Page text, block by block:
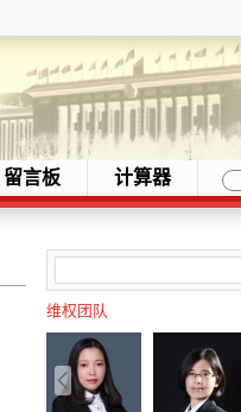
留言板 计算器
维权团队